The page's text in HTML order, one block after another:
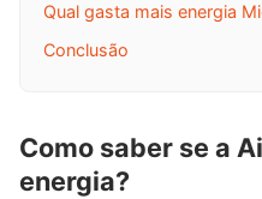
Qual gasta mais energia
Conclusão
Como saber se a
energia?